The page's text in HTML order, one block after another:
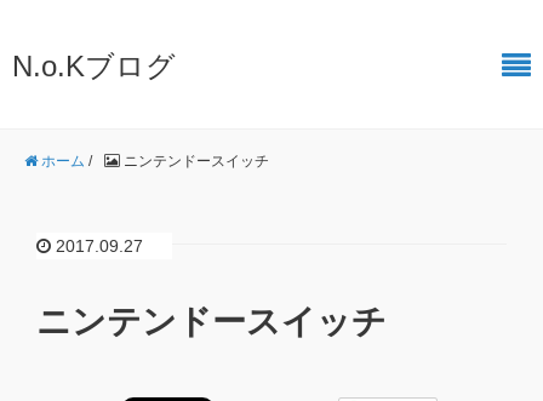
N.o.Kブログ
ホーム / ニンテンドースイッチ
2017.09.27
ニンテンドースイッチ